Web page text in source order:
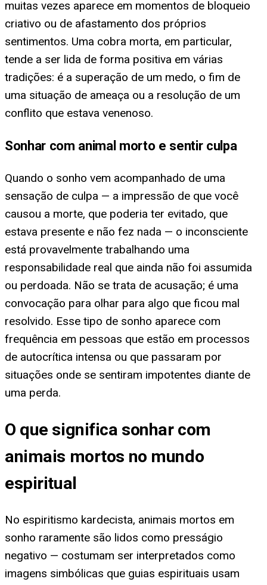
muitas vezes aparece em momentos de bloqueio
criativo ou de afastamento dos próprios
sentimentos. Uma cobra morta, em particular,
tende a ser lida de forma positiva em várias
tradições: é a superação de um medo, o fim de
uma situação de ameaça ou a resolução de um
conflito que estava venenoso.
Sonhar com animal morto e sentir culpa
Quando o sonho vem acompanhado de uma
sensação de culpa — a impressão de que você
causou a morte, que poderia ter evitado, que
estava presente e não fez nada — o inconsciente
está provavelmente trabalhando uma
responsabilidade real que ainda não foi assumida
ou perdoada. Não se trata de acusação; é uma
convocação para olhar para algo que ficou mal
resolvido. Esse tipo de sonho aparece com
frequência em pessoas que estão em processos
de autocrítica intensa ou que passaram por
situações onde se sentiram impotentes diante de
uma perda.
O que significa sonhar com
animais mortos no mundo
espiritual
No espiritismo kardecista, animais mortos em
sonho raramente são lidos como presságio
negativo — costumam ser interpretados como
imagens simbólicas que guias espirituais usam